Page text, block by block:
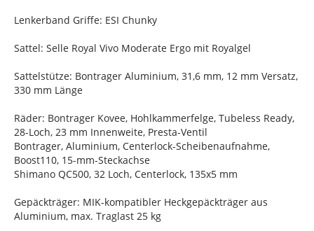
Lenkerband Griffe: ESI Chunky
Sattel: Selle Royal Vivo Moderate Ergo mit Royalgel
Sattelstütze: Bontrager Aluminium, 31,6 mm, 12 mm Versatz,
330 mm Länge
Räder: Bontrager Kovee, Hohlkammerfelge, Tubeless Ready,
28-Loch, 23 mm Innenweite, Presta-Ventil
Bontrager, Aluminium, Centerlock-Scheibenaufnahme,
Boost110, 15-mm-Steckachse
Shimano QC500, 32 Loch, Centerlock, 135x5 mm
Gepäckträger: MIK-kompatibler Heckgepäckträger aus
Aluminium, max. Traglast 25 kg